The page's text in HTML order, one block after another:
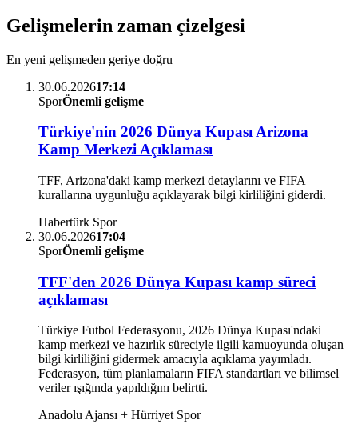
Gelişmelerin zaman çizelgesi
En yeni gelişmeden geriye doğru
30.06.202617:14
SporÖnemli gelişme
Türkiye'nin 2026 Dünya Kupası Arizona
Kamp Merkezi Açıklaması
TFF, Arizona'daki kamp merkezi detaylarını ve FIFA
kurallarına uygunluğu açıklayarak bilgi kirliliğini giderdi.
Habertürk Spor
30.06.202617:04
SporÖnemli gelişme
TFF'den 2026 Dünya Kupası kamp süreci
açıklaması
Türkiye Futbol Federasyonu, 2026 Dünya Kupası'ndaki
kamp merkezi ve hazırlık süreciyle ilgili kamuoyunda oluşan
bilgi kirliliğini gidermek amacıyla açıklama yayımladı.
Federasyon, tüm planlamaların FIFA standartları ve bilimsel
veriler ışığında yapıldığını belirtti.
Anadolu Ajansı + Hürriyet Spor